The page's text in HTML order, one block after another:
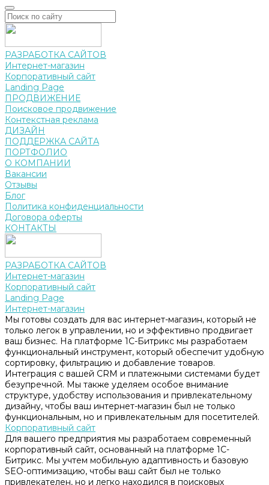
РАЗРАБОТКА САЙТОВ
Интернет-магазин
Корпоративный сайт
Landing Page
ПРОДВИЖЕНИЕ
Поисковое продвижение
Контекстная реклама
ДИЗАЙН
ПОДДЕРЖКА САЙТА
ПОРТФОЛИО
О КОМПАНИИ
Вакансии
Отзывы
Блог
Политика конфиденциальности
Договора оферты
КОНТАКТЫ
РАЗРАБОТКА САЙТОВ
Интернет-магазин
Корпоративный сайт
Landing Page
Интернет-магазин
Мы готовы создать для вас интернет-магазин, который не
только легок в управлении, но и эффективно продвигает
ваш бизнес. На платформе 1С-Битрикс мы разработаем
функциональный инструмент, который обеспечит удобную
сортировку, фильтрацию и добавление товаров.
Интеграция с вашей CRM и платежными системами будет
безупречной. Мы также уделяем особое внимание
структуре, удобству использования и привлекательному
дизайну, чтобы ваш интернет-магазин был не только
функциональным, но и привлекательным для посетителей.
Корпоративный сайт
Для вашего предприятия мы разработаем современный
корпоративный сайт, основанный на платформе 1С-
Битрикс. Мы учтем мобильную адаптивность и базовую
SEO-оптимизацию, чтобы ваш сайт был не только
привлекателен, но и легко находился в поисковых